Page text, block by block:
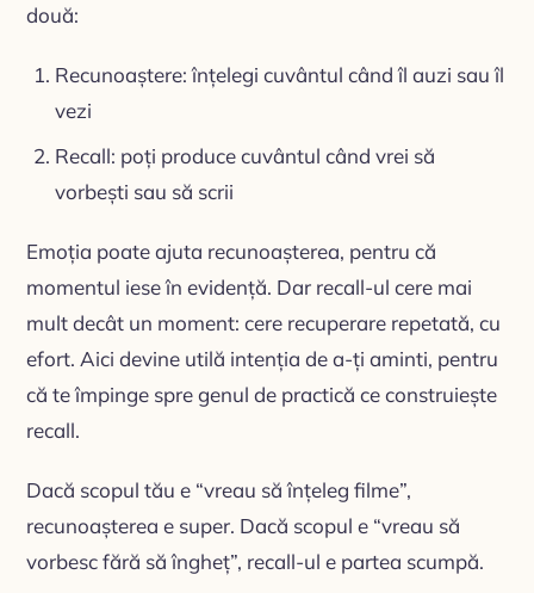
două:
Recunoaștere: înțelegi cuvântul când îl auzi sau îl
vezi
Recall: poți produce cuvântul când vrei să
vorbești sau să scrii
Emoția poate ajuta recunoașterea, pentru că
momentul iese în evidență. Dar recall-ul cere mai
mult decât un moment: cere recuperare repetată, cu
efort. Aici devine utilă intenția de a-ți aminti, pentru
că te împinge spre genul de practică ce construiește
recall.
Dacă scopul tău e “vreau să înțeleg filme”,
recunoașterea e super. Dacă scopul e “vreau să
vorbesc fără să îngheț”, recall-ul e partea scumpă.